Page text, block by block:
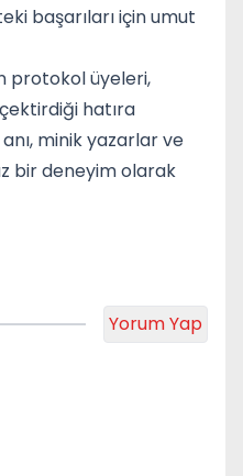
başarıları için umut
protokol üyeleri,
hatıra
minik yazarlar ve
bir deneyim olarak
Yorum Yap